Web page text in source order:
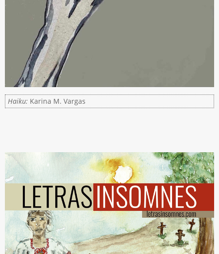
Haiku: Karina M. Vargas